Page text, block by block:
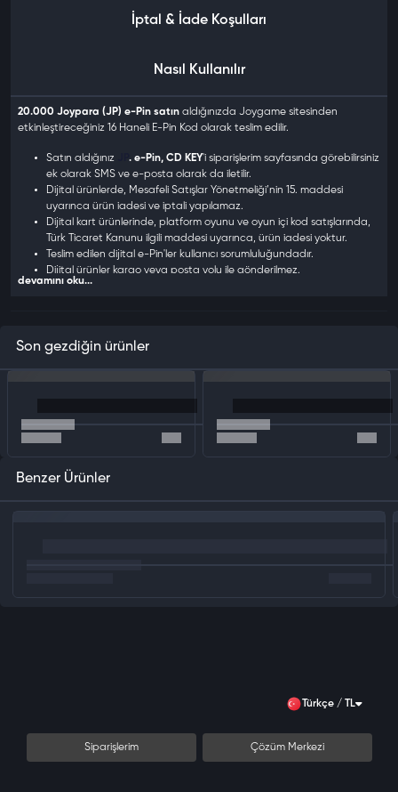
İptal & İade Koşulları
Nasıl Kullanılır
20.000 Joypara (JP) e-Pin satın aldığınızda Joygame sitesinden
etkinleştireceğiniz 16 Haneli E-Pin Kod olarak teslim edilir.
Satın aldığınız . e-Pin, CD KEY'i siparişlerim sayfasında görebilirsiniz
ek olarak SMS ve e-posta olarak da iletilir.
Dijital ürünlerde, Mesafeli Satışlar Yönetmeliği’nin 15. maddesi
uyarınca ürün iadesi ve iptali yapılamaz.
Dijital kart ürünlerinde, platform oyunu ve oyun içi kod satışlarında,
Türk Ticaret Kanunu ilgili maddesi uyarınca, ürün iadesi yoktur.
Teslim edilen dijital e-Pin'ler kullanıcı sorumluluğundadır.
Dijital ürünler kargo veya posta yolu ile gönderilmez.
Satın aldığınız kod, esn, e-pin, cd-key, oyun ve oyun kartlarını
devamını oku...
Son gezdiğin ürünler
Benzer Ürünler
Türkçe / TL
Siparişlerim Çözüm Merkezi